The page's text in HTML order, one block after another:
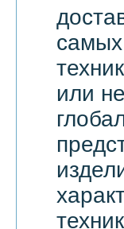
или